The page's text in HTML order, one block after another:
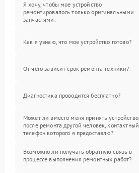
Я хочу, чтобы мое устройство
ремонтировалось только оригинальными
запчастями.
Как я узнаю, что мое устройство готово?
От чего зависит срок ремонта техники?
Диагностика проводится бесплатно?
Может ли вместо меня принять устройство
после ремонта другой человек, контактный
телефон которого я предоставлю?
Возможно ли получать обратную связь в
процессе выполнения ремонтных работ?